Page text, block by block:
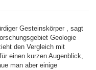
Gesteinskörper , sagt
Geologie
den Vergleich mit
einen kurzen Augenblick,
man aber einige